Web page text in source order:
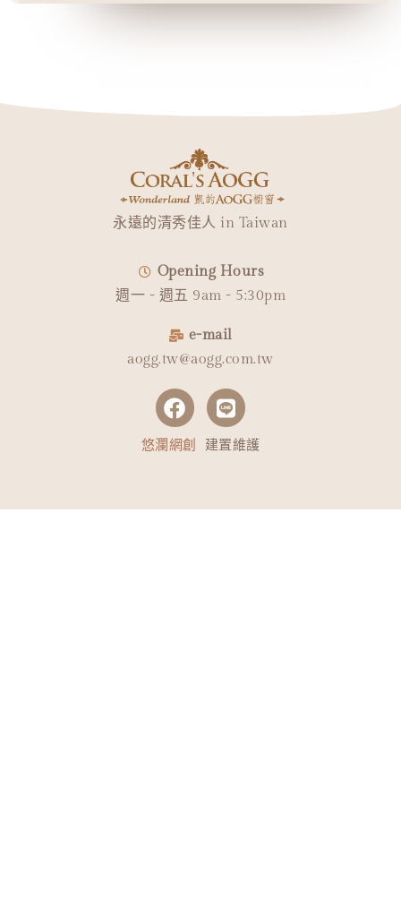
永遠的清秀佳人 in Taiwan
Opening Hours
週一 - 週五 9am - 5:30pm
e-mail
aogg.tw@aogg.com.tw
悠瀾網創 建置維護